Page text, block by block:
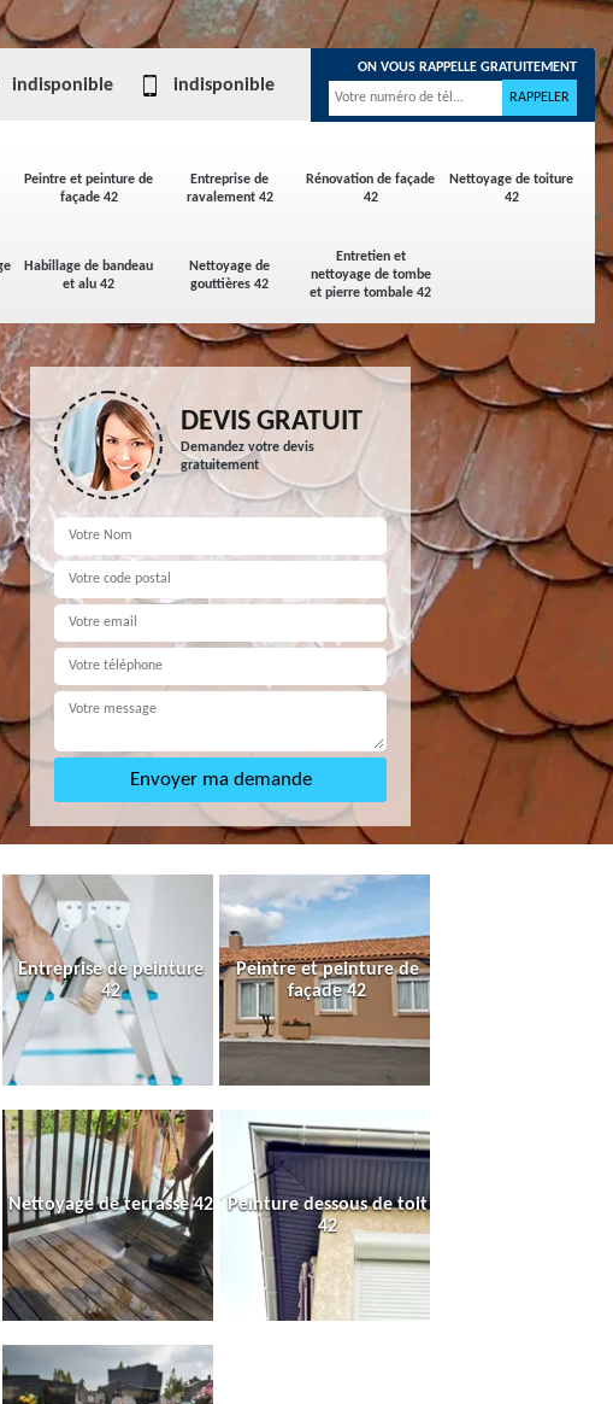
Peintre et peinture de
façade 42
Entreprise de
ravalement 42
Rénovation de façade
42
Nettoyage de toiture
42
Habillage de bandeau
et alu 42
Nettoyage de
gouttières 42
Entretien et
nettoyage de tombe
et pierre tombale 42
indisponible indisponible
ON VOUS RAPPELLE GRATUITEMENT
DEVIS GRATUIT
Demandez votre devis
gratuitement
Entreprise de peinture
42
Peintre et peinture de
façade 42
Nettoyage de terrasse 42
Peinture dessous de toit
42